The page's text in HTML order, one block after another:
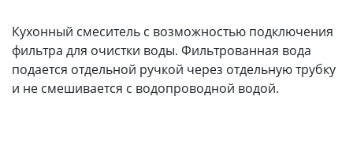
Кухонный смеситель с возможностью подключения
фильтра для очистки воды. Фильтрованная вода
подается отдельной ручкой через отдельную трубку
и не смешивается с водопроводной водой.